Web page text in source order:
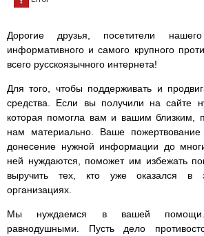
Дорогие друзья, посетители
информативного и самого крупного
всего русскоязычного интернета!
Для того, чтобы поддерживать и
средства. Если вы получили на сайте
которая помогла вам и вашим близким,
нам материально. Ваше
донесение нужной информации до
ней нуждаются, поможет им избежать
выручить тех, кто уже оказался в
организациях.
Мы нуждаемся в вашей помощи.
равнодушными. Пусть дело